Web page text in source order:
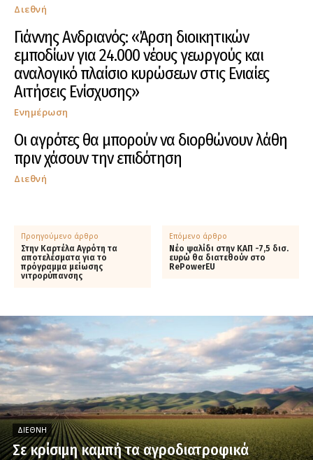
Διεθνή
Γιάννης Ανδριανός: «Άρση διοικητικών
εμποδίων για 24.000 νέους γεωργούς και
αναλογικό πλαίσιο κυρώσεων στις Ενιαίες
Αιτήσεις Ενίσχυσης»
Ενημέρωση
Οι αγρότες θα μπορούν να διορθώνουν λάθη
πριν χάσουν την επιδότηση
Διεθνή
Προηγούμενο άρθρο
Στην Καρτέλα Αγρότη τα
αποτελέσματα για το
πρόγραμμα μείωσης
νιτρορύπανσης
Επόμενο άρθρο
Νέο ψαλίδι στην ΚΑΠ -7,5 δισ.
ευρώ θα διατεθούν στο
RePowerEU
ΔΙΕΘΝΉ
Σε κρίσιμη καμπή τα αγροδιατροφικά